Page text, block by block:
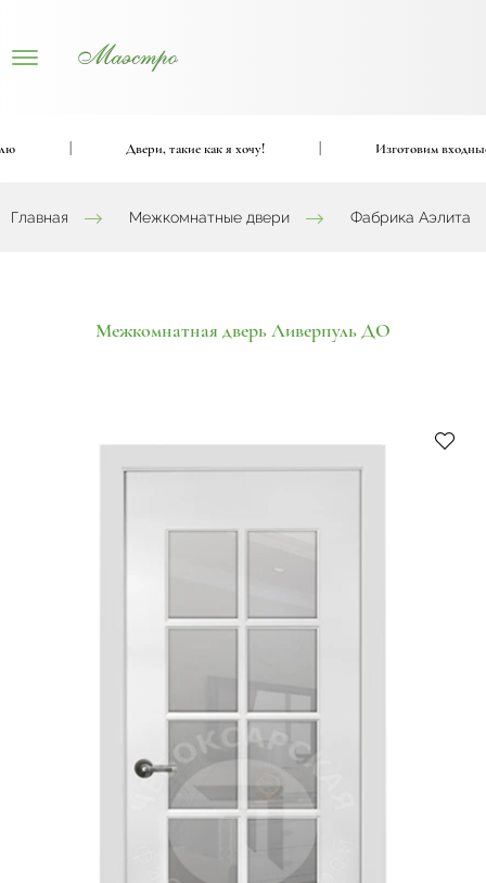
Двери, такие как я хочу! Изготовим входные
Главная Межкомнатные двери Фабрика Аэлита
Межкомнатная дверь Ливерпуль ДО